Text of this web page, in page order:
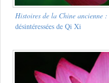
Histoires de la Chine ancienne :
désintéressées de Qi Xi